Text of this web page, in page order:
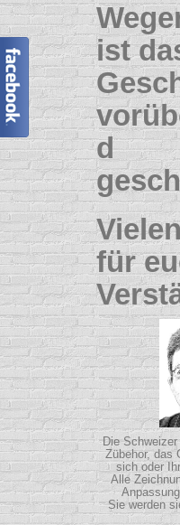
ist
d
für
Die
Zübehor, das
sich oder
Alle
Sie werden